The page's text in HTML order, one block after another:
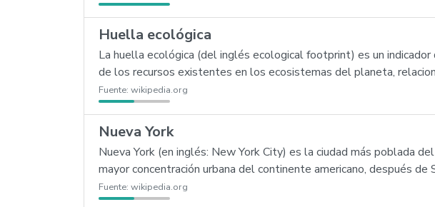
Huella ecológica
La huella ecológica (del inglés ecological footprint) es un
de los recursos existentes en los ecosistemas del planeta,
Fuente: wikipedia.org
Nueva York
Nueva York (en inglés: New York City) es la ciudad más poblada
mayor concentración urbana del continente americano, después
Fuente: wikipedia.org